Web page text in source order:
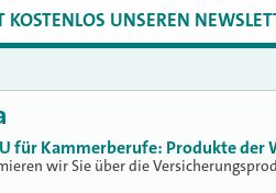
KOSTENLOS UNSEREN
für Kammerberufe: Produkte der
wir Sie über die